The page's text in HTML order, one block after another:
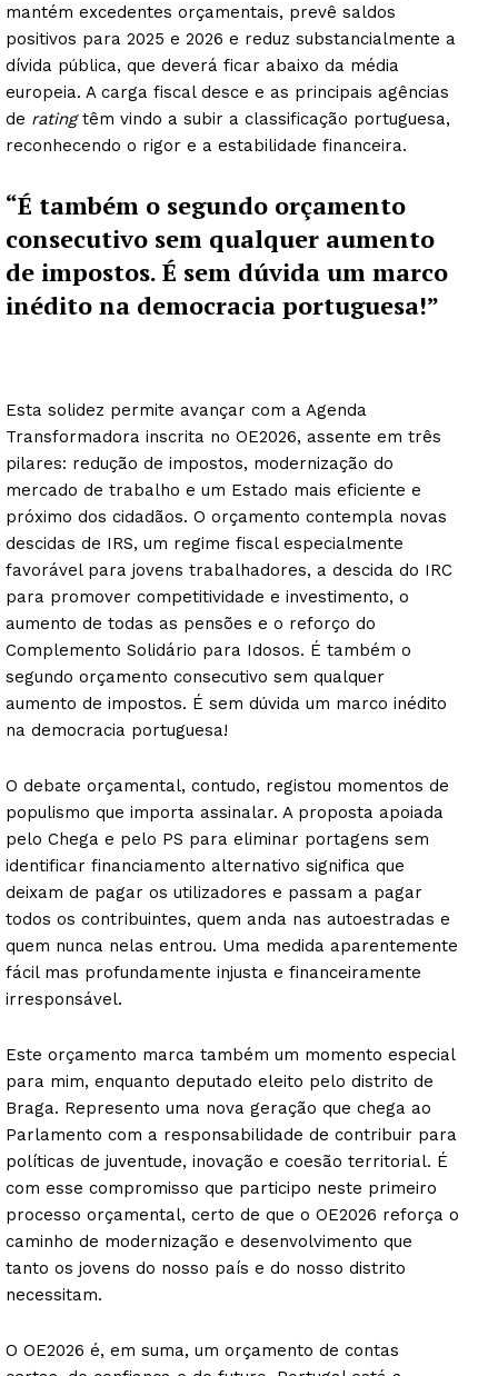
mantém excedentes orçamentais, prevê saldos
positivos para 2025 e 2026 e reduz substancialmente a
dívida pública, que deverá ficar abaixo da média
europeia. A carga fiscal desce e as principais agências
de ratingtêm vindo a subir a classificação portuguesa,
reconhecendo o rigor e a estabilidade financeira.
“É também o segundo orçamento
consecutivo sem qualquer aumento
de impostos. É sem dúvida um marco
inédito na democracia portuguesa!”
Esta solidez permite avançar com a Agenda
Transformadora inscrita no OE2026, assente em três
pilares: redução de impostos, modernização do
mercado de trabalho e um Estado mais eficiente e
próximo dos cidadãos. O orçamento contempla novas
descidas de IRS, um regime fiscal especialmente
favorável para jovens trabalhadores, a descida do IRC
para promover competitividade e investimento, o
aumento de todas as pensões e o reforço do
Complemento Solidário para Idosos. É também o
segundo orçamento consecutivo sem qualquer
aumento de impostos. É sem dúvida um marco inédito
na democracia portuguesa!
O debate orçamental, contudo, registou momentos de
populismo que importa assinalar. A proposta apoiada
pelo Chega e pelo PS para eliminar portagens sem
identificar financiamento alternativo significa que
deixam de pagar os utilizadores e passam a pagar
todos os contribuintes, quem anda nas autoestradas e
quem nunca nelas entrou. Uma medida aparentemente
fácil mas profundamente injusta e financeiramente
irresponsável.
Este orçamento marca também um momento especial
para mim, enquanto deputado eleito pelo distrito de
Braga. Represento uma nova geração que chega ao
Parlamento com a responsabilidade de contribuir para
políticas de juventude, inovação e coesão territorial. É
com esse compromisso que participo neste primeiro
processo orçamental, certo de que o OE2026 reforça o
caminho de modernização e desenvolvimento que
tanto os jovens do nosso país e do nosso distrito
necessitam.
O OE2026 é, em suma, um orçamento de contas